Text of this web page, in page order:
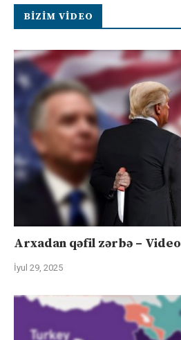
BIZIM VIDEO
Arxadan qəfil zərbə – Video
İyul 29, 2025